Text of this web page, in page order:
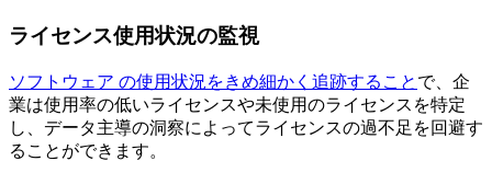
ライセンス使用状況の監視
ソフトウェア の使用状況をきめ細かく追跡すること で、企
業は使用率の低いライセンスや未使用のライセンスを特定
し、データ主導の洞察によってライセンスの過不足を回避す
ることができます。